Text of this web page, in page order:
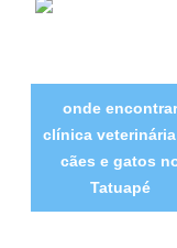
onde encontrar
clínica
cães e gatos
Tatuapé